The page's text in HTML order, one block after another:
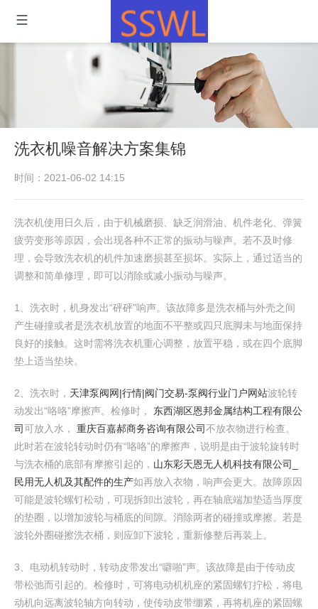
洗衣机噪音解决方案集锦
时间：2021-06-02 14:15
洗衣机使用日久后，由于机械磨损、缺乏润滑油、机件老化、弹簧
疲劳变形等原因，会出现各种不正常的振动与噪声。若不及时修
理，会导致洗衣机的机件加速磨损甚至损坏。实际上，通过适当的
调整和简单修理，即可以消除或减小振动与噪声。
1、洗衣时，机身发出“砰砰”响声。该故障多是洗衣桶与外壳之间
产生碰撞或者是洗衣机放置的地面不平整或四只底脚未与地面保持
良好的接触。这时需将洗衣机重心调整，放置平稳，或在四个底脚
垫上适当垫块。
2、洗衣时， 天津泵阀网|行情|阀门交易-泵阀行业门户网站波轮转
动发出“咯咯”摩擦声。检修时， 东西湖区恩邦金属结构工程有限公
司可放入水， 重庆百嘉郝商务咨询有限公司不放衣物进行检查。
此时若在波轮转动时仍有“咯咯”的摩擦声，说明是由于波轮旋转时
与洗衣桶的底部有摩擦引起的， 山东彩天恩无人机科技有限公司_
民用无人机及其配件的生产如再放入衣物，响声会更大。故障原因
可能是波轮螺钉松动，可现拆卸出波轮，再在轴底端加垫适当厚度
的垫圈，以增加波轮与桶底的间隙。消除两者的碰撞或摩擦。若是
波轮外圈碰擦洗衣桶，则应卸下波轮，重新修整后再装上。
3、电动机转动时，转动皮带发出“噼啪”声。该故障是由于传动皮
带松弛而引起的。检修时，可将电动机机座的紧固螺钉拧松，将电
动机向远离波轮轴方向转动，使传动皮带绷紧，再将机座的紧固螺